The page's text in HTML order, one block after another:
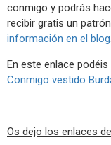
conmigo y podrás
recibir gratis un
información en el blog.
En este enlace
Conmigo vestido
Os dejo los enlaces